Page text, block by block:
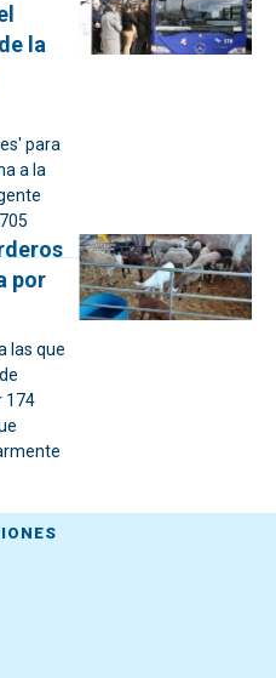
la
para
a la
por
las que
174